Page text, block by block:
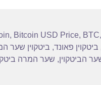
, Bitcoin USD Price, BTC,
ביטקוין פאונד, ביטקוין שער
הביטקוין, שער המרה